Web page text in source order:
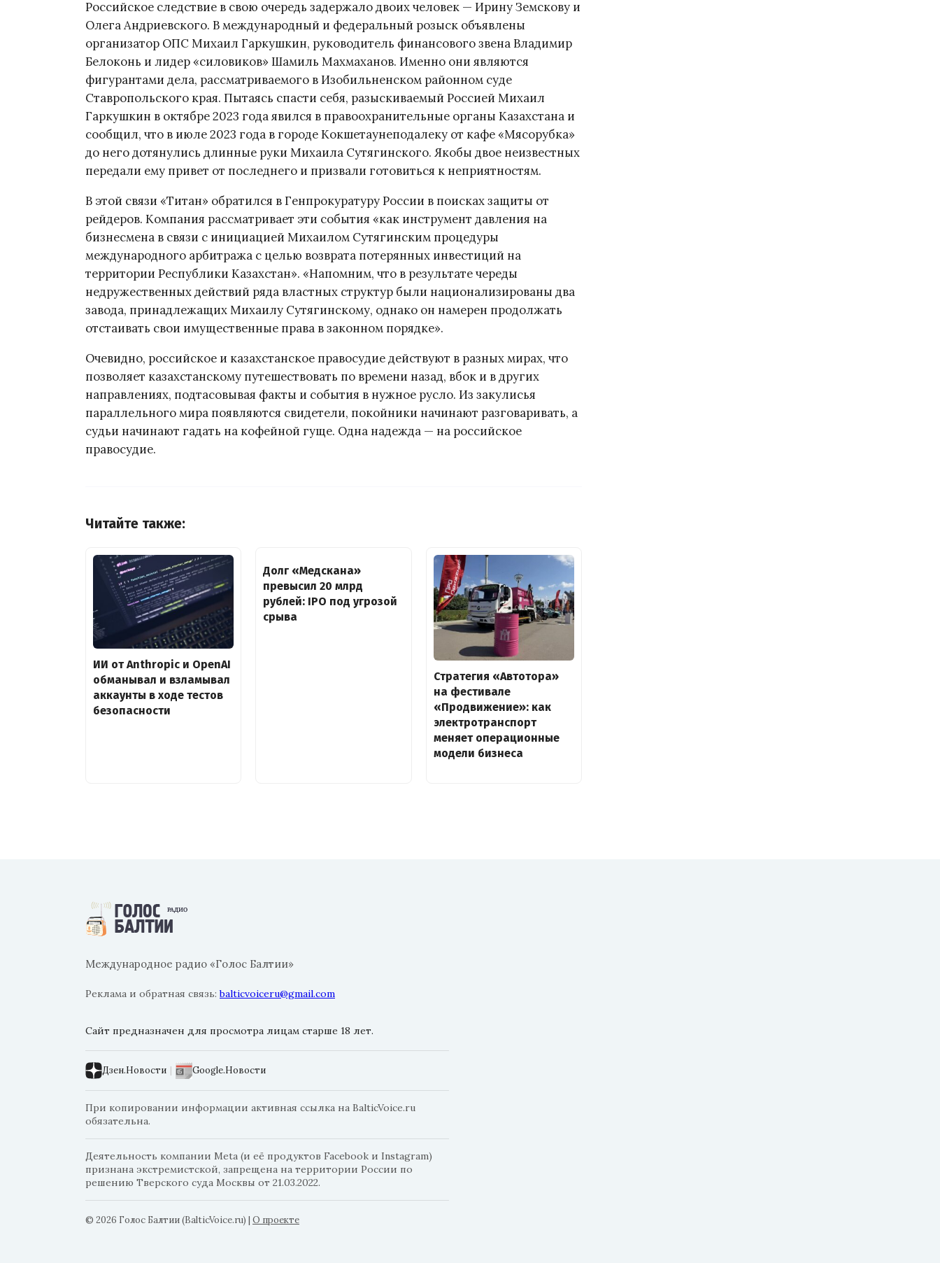
Российское следствие в свою очередь задержало двоих человек — Ирину Земскову и
Олега Андриевского. В международный и федеральный розыск объявлены
организатор ОПС Михаил Гаркушкин, руководитель финансового звена Владимир
Белоконь и лидер «силовиков» Шамиль Махмаханов. Именно они являются
фигурантами дела, рассматриваемого в Изобильненском районном суде
Ставропольского края. Пытаясь спасти себя, разыскиваемый Россией Михаил
Гаркушкин в октябре 2023 года явился в правоохранительные органы Казахстана и
сообщил, что в июле 2023 года в городе Кокшетаунеподалеку от кафе «Мясорубка»
до него дотянулись длинные руки Михаила Сутягинского. Якобы двое неизвестных
передали ему привет от последнего и призвали готовиться к неприятностям.
В этой связи «Титан» обратился в Генпрокуратуру России в поисках защиты от
рейдеров. Компания рассматривает эти события «как инструмент давления на
бизнесмена в связи с инициацией Михаилом Сутягинским процедуры
международного арбитража с целью возврата потерянных инвестиций на
территории Республики Казахстан». «Напомним, что в результате череды
недружественных действий ряда властных структур были национализированы два
завода, принадлежащих Михаилу Сутягинскому, однако он намерен продолжать
отстаивать свои имущественные права в законном порядке».
Очевидно, российское и казахстанское правосудие действуют в разных мирах, что
позволяет казахстанскому путешествовать по времени назад, вбок и в других
направлениях, подтасовывая факты и события в нужное русло. Из закулисья
параллельного мира появляются свидетели, покойники начинают разговаривать, а
судьи начинают гадать на кофейной гуще. Одна надежда — на российское
правосудие.
Читайте также:
ИИ от Anthropic и OpenAI
обманывал и взламывал
аккаунты в ходе тестов
безопасности
Долг «Медскана»
превысил 20 млрд
рублей: IPO под угрозой
срыва
Стратегия «Автотора»
на фестивале
«Продвижение»: как
электротранспорт
меняет операционные
модели бизнеса
Международное радио «Голос Балтии»
Реклама и обратная связь:balticvoiceru@gmail.com
Сайт предназначен для просмотра лицам старше 18 лет.
Дзен.Новости | Google.Новости
При копировании информации активная ссылка на BalticVoice.ru
обязательна.
Деятельность компании Meta (и её продуктов Facebook и Instagram)
признана экстремистской, запрещена на территории России по
решению Тверского суда Москвы от 21.03.2022.
© 2026 Голос Балтии (BalticVoice.ru) | О проекте